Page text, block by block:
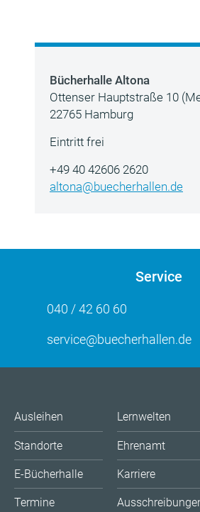
Bücherhalle Altona
Ottenser Hauptstraße 10
22765 Hamburg
Eintritt frei
+49 40 42606 2620
altona@buecherhallen.de
Service
040 / 42 60 60
service@buecherhallen.de
Ausleihen
Standorte
E-Bücherhalle
Termine
Lernwelten
Ehrenamt
Karriere